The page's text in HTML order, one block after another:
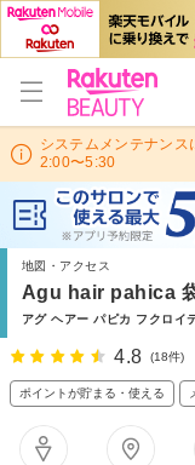
システムメンテナン
2:00〜5:30
地図・アクセス
Agu hair pahica
アグ ヘアー パピカ フクロイ
4.8 (18件)
ポイントが貯まる・使える